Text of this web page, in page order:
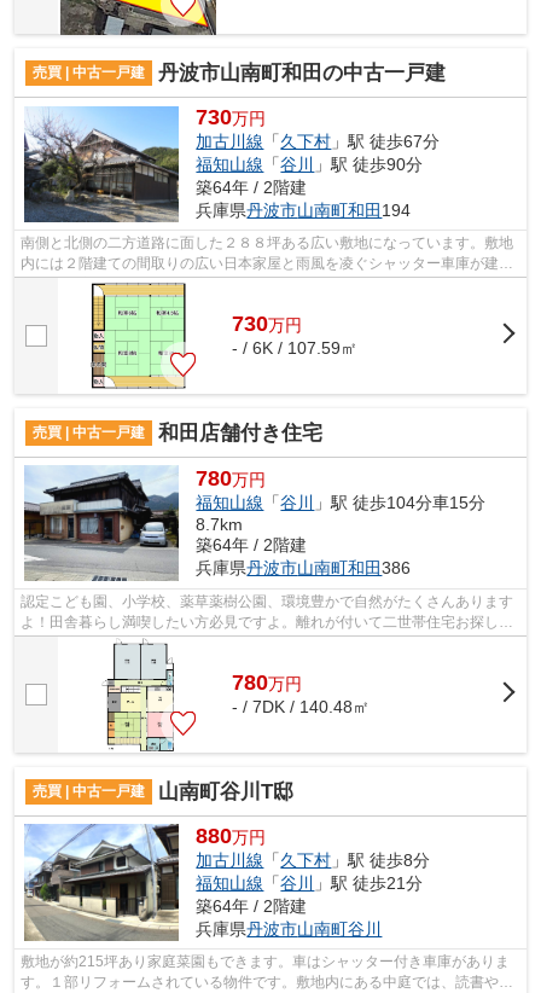
売買 | 中古一戸建 丹波市山南町和田の中古一戸建
730万円
加古川線 「久下村 」駅 徒歩67分
福知山線 「谷川
」駅 徒歩90分
築64年 / 2階建
兵庫県丹波市山南町和田 194
南側と北側の二方道路に面した２８８坪ある広い敷地になっています。敷地
内には２階建ての間取りの広い日本家屋と雨風を凌ぐシャッター車庫が建っ
ており、家屋の外周辺には庭があり、...
730万円
- / 6K / 107.59㎡
売買 | 中古一戸建 和田店舗付き住宅
780万円
福知山線 「谷川
」駅 徒歩104分車15分
8.7km
築64年 / 2階建
兵庫県丹波市山南町和田386
認定こども園、小学校、薬草薬樹公園、環境豊かで自然がたくさんあります
よ！田舎暮らし満喫したい方必見ですよ。離れが付いて二世帯住宅お探しの
方に最適です。家庭菜園できる畑付き...
780万円
- / 7DK / 140.48㎡
売買 | 中古一戸建 山南町谷川T邸
880万円
加古川線 「久下村 」駅 徒歩8分
福知山線 「谷川
」駅 徒歩21分
築64年 / 2階建
兵庫県丹波市山南町谷川
敷地が約215坪あり家庭菜園もできます。車はシャッター付き車庫がありま
す。１部リフォームされている物件です。敷地内にある中庭では、読書や日